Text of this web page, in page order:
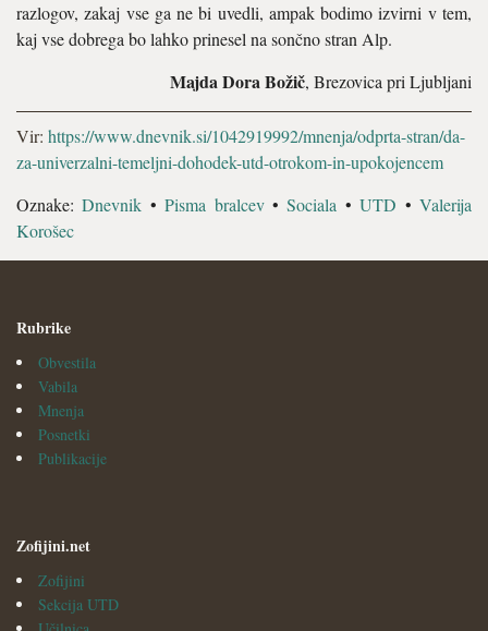
razlogov, zakaj vse ga ne bi uvedli, ampak bodimo izvirni v tem,
kaj vse dobrega bo lahko prinesel na sončno stran Alp.
Majda Dora Božič, Brezovica pri Ljubljani
Vir: https://www.dnevnik.si/1042919992/mnenja/odprta-stran/da-
za-univerzalni-temeljni-dohodek-utd-otrokom-in-upokojencem
Oznake:Dnevnik •Pisma bralcev•Sociala •UTD •Valerija
Korošec
Rubrike
Obvestila
Vabila
Mnenja
Posnetki
Publikacije
Zofijini.net
Zofijini
Sekcija UTD